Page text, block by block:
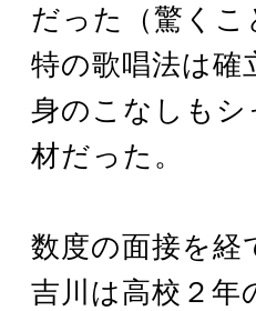
だった（驚く
特の歌唱法は確
身のこなしも
材だった。
数度の面接を経
吉川は高校２